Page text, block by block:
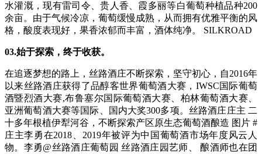
水灌溉，现有雷司令、贵人香、霞多丽等白葡萄种植品种200
余亩。由于气候冷凉，葡萄缓慢成熟，从而拥有优雅平衡的风
格，酸度表现好，果香浓郁而丰富，酒体纯净。 SILKROAD
03.始于探索，终于收获。
在追逐梦想的路上，丝路酒庄不断探索，坚守初心，自2016年
以来丝路酒庄获得了品醇客世界葡萄酒大赛，IWSC国际葡萄
酒暨烈酒大赛,布鲁塞尔国际葡萄酒大赛、柏林葡萄酒大赛、
亚洲葡萄酒大赛等国际、国内大奖300多项。丝路酒庄庄主 二
十多年根植伊犁河谷，不断探索产区原生态葡萄酒酿造 图片 #
庄主李勇在2018、2019年被评为中国葡萄酒市场年度风云人
物。李勇@丝路酒庄葡萄园 丝路酒庄园艺师、 酿酒师也在团